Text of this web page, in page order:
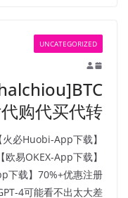
UNCATEGORIZED
购代买代转
易OKEX-App下载】
下载】70%+优惠注册
4可能看不出太大差